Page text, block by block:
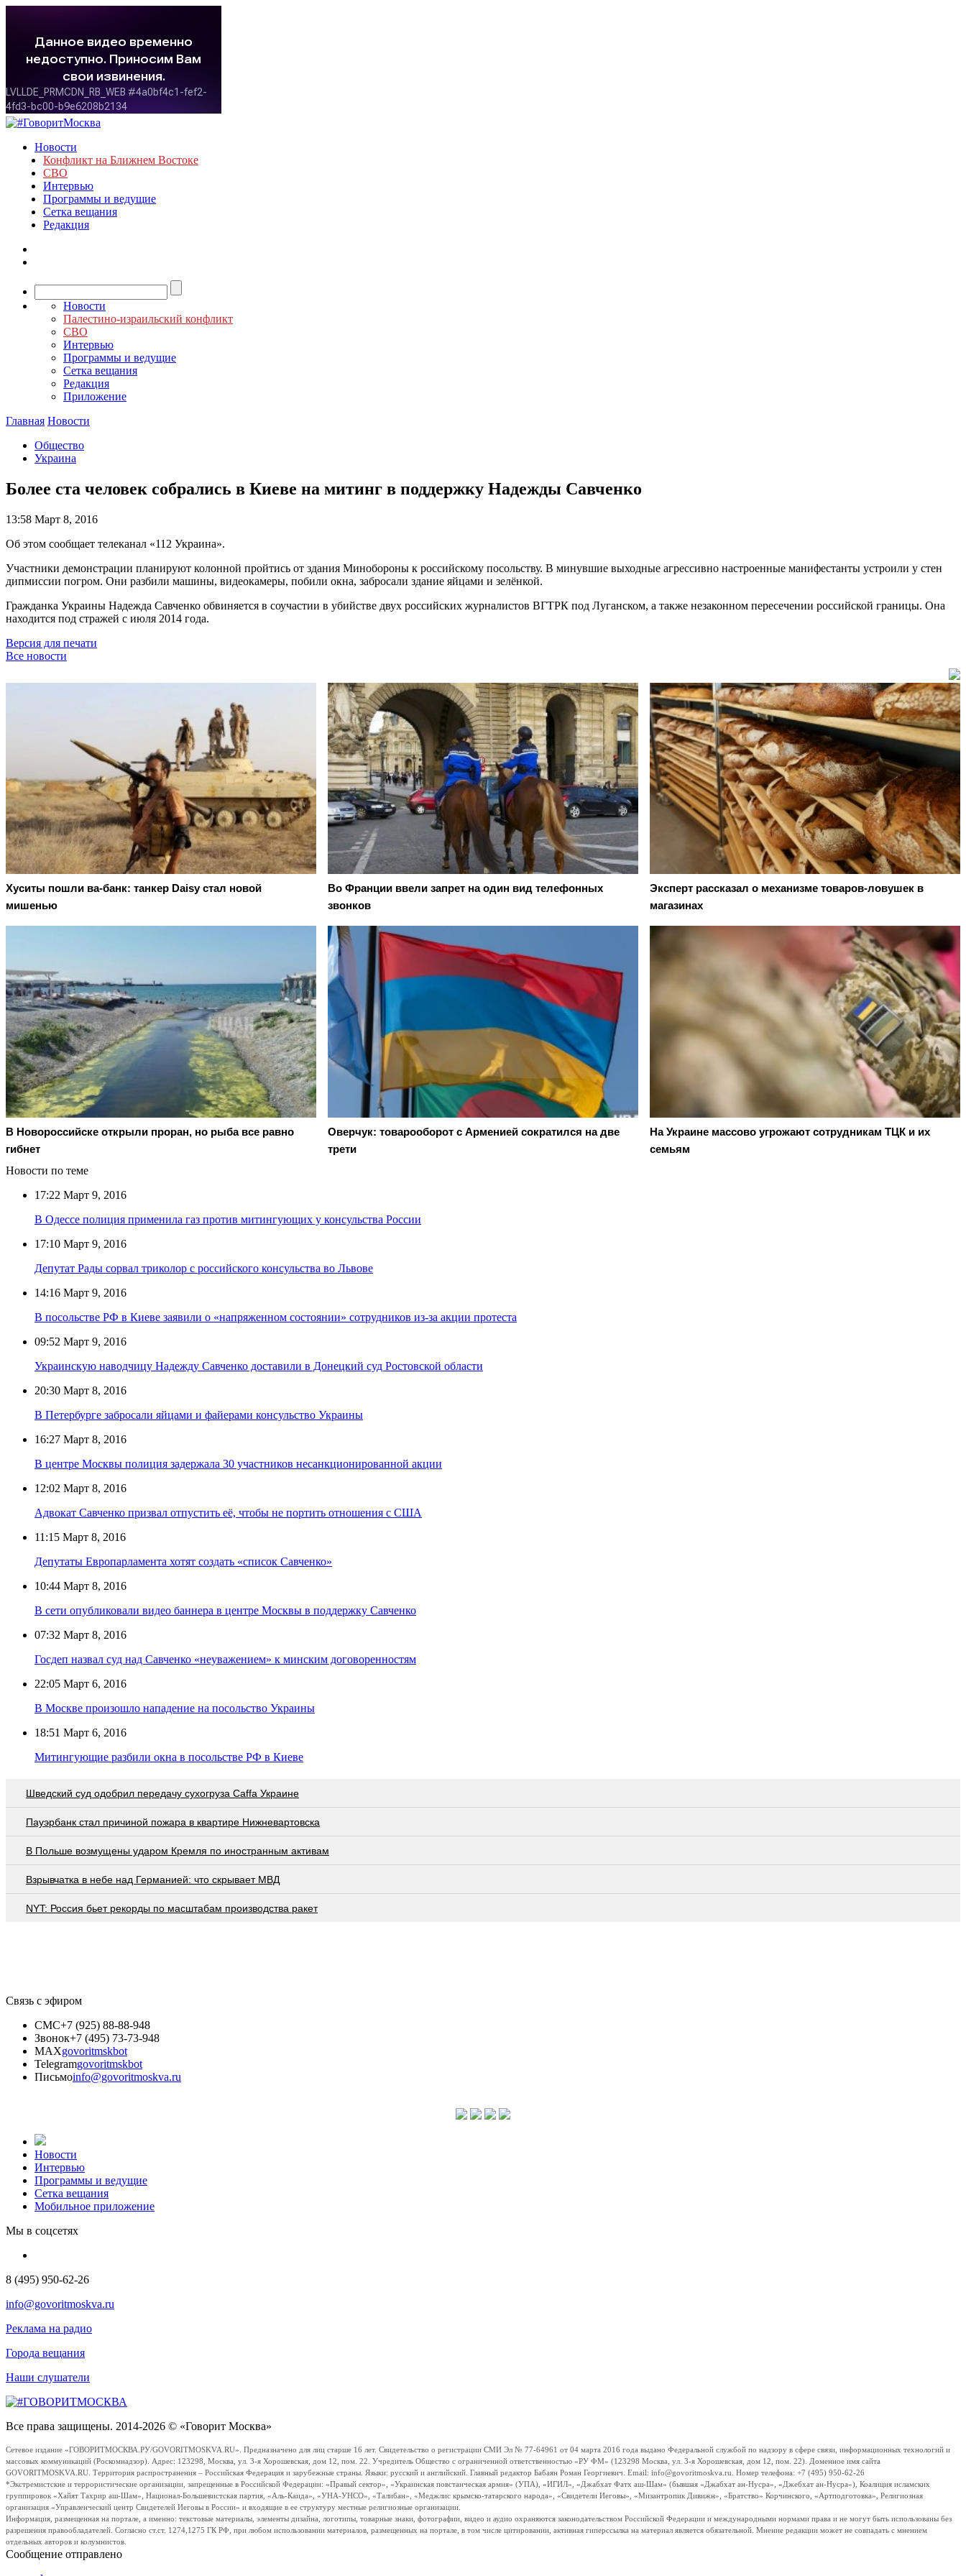
Новости
Конфликт на Ближнем Востоке
СВО
Интервью
Программы и ведущие
Сетка вещания
Редакция
Новости
Палестино-израильский конфликт
СВО
Интервью
Программы и ведущие
Сетка вещания
Редакция
Приложение
Главная Новости
Общество
Украина
Более ста человек собрались в Киеве на митинг в поддержку Надежды Савченко
13:58 Март 8, 2016
Об этом сообщает телеканал «112 Украина».
Участники демонстрации планируют колонной пройтись от здания Минобороны к российскому посольству. В минувшие выходные агрессивно настроенные манифестанты устроили у стен
дипмиссии погром. Они разбили машины, видеокамеры, побили окна, забросали здание яйцами и зелёнкой.
Гражданка Украины Надежда Савченко обвиняется в соучастии в убийстве двух российских журналистов ВГТРК под Луганском, а также незаконном пересечении российской границы. Она
находится под стражей с июля 2014 года.
Версия для печати
Все новости
Хуситы пошли ва-банк: танкер Daisy стал новой
мишенью
Во Франции ввели запрет на один вид телефонных
звонков
Эксперт рассказал о механизме товаров-ловушек в
магазинах
В Новороссийске открыли проран, но рыба все равно
гибнет
Оверчук: товарооборот с Арменией сократился на две
трети
На Украине массово угрожают сотрудникам ТЦК и их
семьям
Новости по теме
17:22 Март 9, 2016
В Одессе полиция применила газ против митингующих у консульства России
17:10 Март 9, 2016
Депутат Рады сорвал триколор с российского консульства во Львове
14:16 Март 9, 2016
В посольстве РФ в Киеве заявили о «напряженном состоянии» сотрудников из-за акции протеста
09:52 Март 9, 2016
Украинскую наводчицу Надежду Савченко доставили в Донецкий суд Ростовской области
20:30 Март 8, 2016
В Петербурге забросали яйцами и файерами консульство Украины
16:27 Март 8, 2016
В центре Москвы полиция задержала 30 участников несанкционированной акции
12:02 Март 8, 2016
Адвокат Савченко призвал отпустить её, чтобы не портить отношения с США
11:15 Март 8, 2016
Депутаты Европарламента хотят создать «список Савченко»
10:44 Март 8, 2016
В сети опубликовали видео баннера в центре Москвы в поддержку Савченко
07:32 Март 8, 2016
Госдеп назвал суд над Савченко «неуважением» к минским договоренностям
22:05 Март 6, 2016
В Москве произошло нападение на посольство Украины
18:51 Март 6, 2016
Митингующие разбили окна в посольстве РФ в Киеве
Шведский суд одобрил передачу сухогруза Caffa Украине
Пауэрбанк стал причиной пожара в квартире Нижневартовска
В Польше возмущены ударом Кремля по иностранным активам
Взрывчатка в небе над Германией: что скрывает МВД
NYT: Россия бьет рекорды по масштабам производства ракет
Связь с эфиром
СМС+7 (925) 88-88-948
Звонок+7 (495) 73-73-948
MAXgovoritmskbot
Telegramgovoritmskbot
Письмоinfo@govoritmoskva.ru
Новости
Интервью
Программы и ведущие
Сетка вещания
Мобильное приложение
Мы в соцсетях
8 (495) 950-62-26
info@govoritmoskva.ru
Реклама на радио
Города вещания
Наши слушатели
Все права защищены. 2014-2026 © «Говорит Москва»
Сетевое издание «ГОВОРИТМОСКВА.РУ/GOVORITMOSKVA.RU». Предназначено для лиц старше 16 лет. Свидетельство о регистрации СМИ Эл № 77-64961 от 04 марта 2016 года выдано Федеральной службой по надзору в сфере связи, информационных технологий и
массовых коммуникаций (Роскомнадзор). Адрес: 123298, Москва, ул. 3-я Хорошевская, дом 12, пом. 22. Учредитель Общество с ограниченной ответственностью «РУ ФМ» (123298 Москва, ул. 3-я Хорошевская, дом 12, пом. 22). Доменное имя сайта
GOVORITMOSKVA.RU. Территория распространения – Российская Федерация и зарубежные страны. Языки: русский и английский. Главный редактор Бабаян Роман Георгиевич. Email: info@govoritmoskva.ru. Номер телефона: +7 (495) 950-62-26
*Экстремистские и террористические организации, запрещенные в Российской Федерации: «Правый сектор», «Украинская повстанческая армия» (УПА), «ИГИЛ», «Джабхат Фатх аш-Шам» (бывшая «Джабхат ан-Нусра», «Джебхат ан-Нусра»), Коалиция исламских
группировок «Хайят Тахрир аш-Шам», Национал-Большевистская партия, «Аль-Каида», «УНА-УНСО», «Талибан», «Меджлис крымско-татарского народа», «Свидетели Иеговы», «Мизантропик Дивижн», «Братство» Корчинского, «Артподготовка», Религиозная
организация «Управленческий центр Свидетелей Иеговы в России» и входящие в ее структуру местные религиозные организации.
Информация, размещенная на портале, а именно: текстовые материалы, элементы дизайна, логотипы, товарные знаки, фотографии, видео и аудио охраняются законодательством Российской Федерации и международными нормами права и не могут быть использованы без
разрешения правообладателей. Согласно ст.ст. 1274,1275 ГК РФ, при любом использовании материалов, размещенных на портале, в том числе цитировании, активная гиперссылка на материал является обязательной. Мнение редакции может не совпадать с мнением
отдельных авторов и колумнистов.
Сообщение отправлено